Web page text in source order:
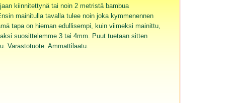
kiinnitettynä tai noin 2 metristä bambua
mainitulla tavalla tulee noin joka kymmenennen
tapa on hieman edullisempi, kuin viimeksi mainittu,
suosittelemme 3 tai 4mm. Puut tuetaan sitten
Varastotuote. Ammattilaatu.